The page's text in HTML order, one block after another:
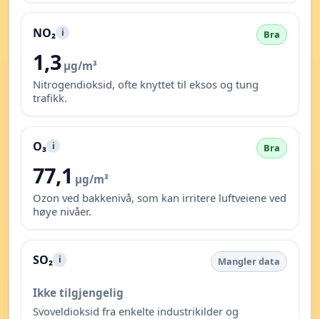
NO₂ i Bra
1,3 µg/m³
Nitrogendioksid, ofte knyttet til eksos og tung
trafikk.
O₃ i Bra
77,1 µg/m³
Ozon ved bakkenivå, som kan irritere luftveiene ved
høye nivåer.
SO₂ i Mangler data
Ikke tilgjengelig
Svoveldioksid fra enkelte industrikilder og